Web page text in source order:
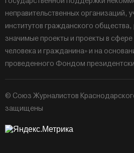
неправительственных организаций,
институтов гражданского
значимые проекты и проекты в
человека и гражданина» и на
проведенного Фондом
© Союз Журналистов
защищены